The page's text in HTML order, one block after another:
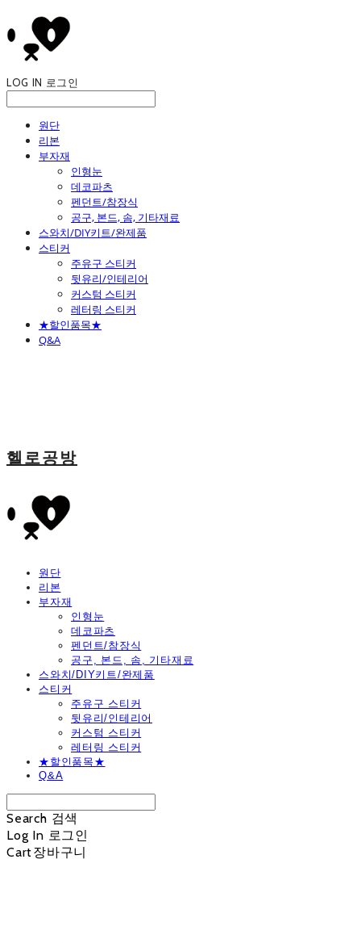
LOG IN 로그인
원단
리본
부자재
인형눈
데코파츠
펜던트/참장식
공구, 본드, 솜, 기타재료
스와치/DIY키트/완제품
스티커
주유구 스티커
뒷유리/인테리어
커스텀 스티커
레터링 스티커
★할인품목★
Q&A
헬로공방
원단
리본
부자재
인형눈
데코파츠
펜던트/참장식
공구, 본드, 솜, 기타재료
스와치/DIY키트/완제품
스티커
주유구 스티커
뒷유리/인테리어
커스텀 스티커
레터링 스티커
★할인품목★
Q&A
Search 검색
Log In 로그인
Cart장바구니